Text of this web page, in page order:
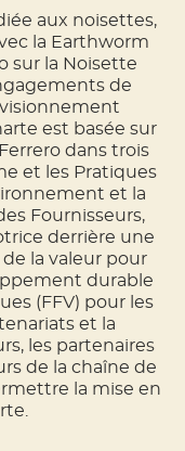
aux noisettes,
la Earthworm
sur la Noisette
de
est basée sur
dans trois
et les Pratiques
et la
Fournisseurs,
derrière une
la valeur pour
durable
​​(FFV) pour les
et la
les partenaires
de la chaîne de
la mise en